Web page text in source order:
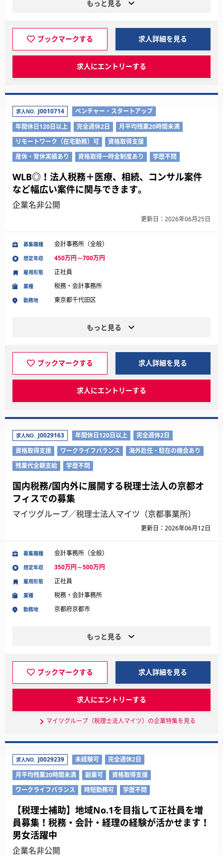
もっと見る
ブックマークする 求人詳細を見る
求人にエントリーする
求人NO. J0010714
ベンチャー・スタートアップ
年間休日120日以上
完全週休2日
月平均残業20時間未満
リモートワーク（在宅勤務）可
資格取得支援
産休・育休実績あり
資格取得一時金制度あり 学歴不問
WLB◎！法人税務＋医療、相続、コンサル案件
など幅広い案件に関与できます。
企業名非公開
更新日：2026年06月25日
募集職種 会計事務所（全般）
想定年収 450万円～700万円
業種 税務・会計事務所
勤務地 東京都千代田区
雇用形態 正社員
もっと見る
ブックマークする 求人詳細を見る
求人にエントリーする
求人NO. J0029163 年間休日120日以上
完全週休2日
資格取得支援
ワークライフバランス
海外赴任・駐在の機会あり
残業代全額支給
学歴不問
国内税務/国内外に展開する税理士法人の京都オ
フィスでの募集
マイツグループ／税理士法人マイツ（京都事業所）
更新日：2026年06月12日
募集職種 会計事務所（全般）
想定年収 350万円～500万円
業種 税務・会計事務所
勤務地 京都府京都市
雇用形態 正社員
もっと見る
ブックマークする 求人詳細を見る
求人にエントリーする
マイツグループ（税理士法人マイツ）の企業特集を見る
求人NO. J0029239 未経験可
完全週休2日
月平均残業20時間未満
副業可
資格取得支援
ワークライフバランス
時短勤務可 学歴不問
【税理士補助】地域No.1を目指して正社員を増
員募集！税務・会計・経理の経験が活かせます！
男女活躍中
企業名非公開